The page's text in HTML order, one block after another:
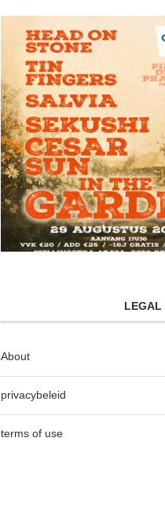
LEGAL
About
privacybeleid
terms of use